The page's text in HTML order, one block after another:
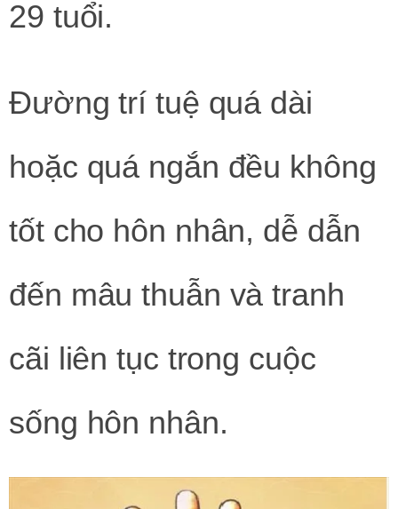
29 tuổi.
Đường trí tuệ quá dài
hoặc quá ngắn đều không
tốt cho hôn nhân, dễ dẫn
đến mâu thuẫn và tranh
cãi liên tục trong cuộc
sống hôn nhân.